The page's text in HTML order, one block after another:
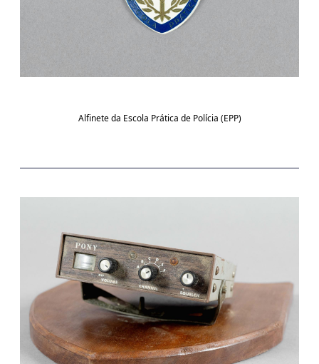
Alfinete da Escola Prática de Polícia (EPP)